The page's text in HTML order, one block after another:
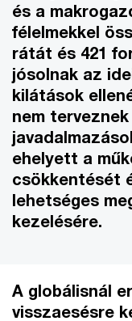
és a
félelmekkel
rátát és 421
jósolnak az
kilátások
nem
ehelyett a
csökkentését
lehetséges
kezelésére.
A globálisnál
visszaesésre